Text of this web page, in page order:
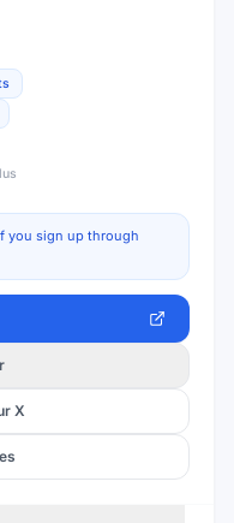
you sign up through
X